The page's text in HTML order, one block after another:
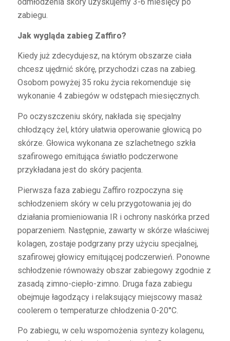
zabiegu.
Jak wygląda zabieg Zaffiro?
Kiedy już zdecydujesz, na którym obszarze ciała
chcesz ujędrnić skórę, przychodzi czas na zabieg.
Osobom powyżej 35 roku życia rekomenduje się
wykonanie 4 zabiegów w odstępach miesięcznych.
Po oczyszczeniu skóry, nakłada się specjalny
chłodzący żel, który ułatwia operowanie głowicą po
skórze. Głowica wykonana ze szlachetnego szkła
szafirowego emitująca światło podczerwone
przykładana jest do skóry pacjenta.
Pierwsza faza zabiegu Zaffiro rozpoczyna się
schłodzeniem skóry w celu przygotowania jej do
działania promieniowania IR i ochrony naskórka przed
poparzeniem. Następnie, zawarty w skórze właściwej
kolagen, zostaje podgrzany przy użyciu specjalnej,
szafirowej głowicy emitującej podczerwień. Ponowne
schłodzenie równoważy obszar zabiegowy zgodnie z
zasadą zimno-ciepło-zimno. Druga faza zabiegu
obejmuje łagodzący i relaksujący miejscowy masaż
coolerem o temperaturze chłodzenia 0-20°C.
Po zabiegu, w celu wspomożenia syntezy kolagenu,